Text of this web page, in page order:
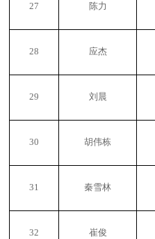
27 陈力
28 应杰
29 刘晨
30 胡伟栋
31 秦雪林
32 崔俊